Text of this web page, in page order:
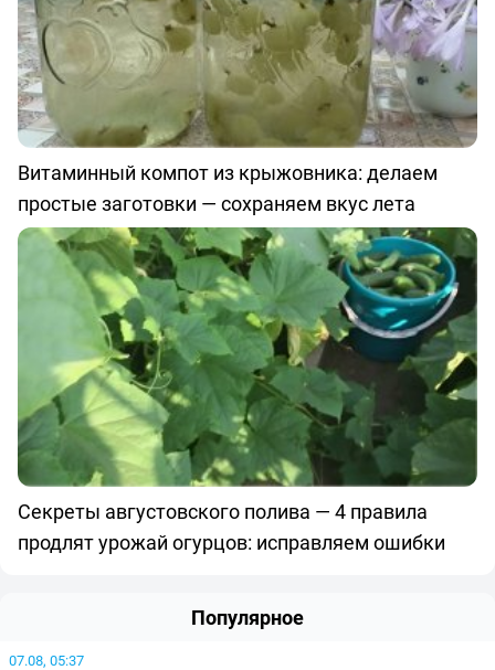
Витаминный компот из крыжовника: делаем
простые заготовки — сохраняем вкус лета
Секреты августовского полива — 4 правила
продлят урожай огурцов: исправляем ошибки
Популярное
07.08, 05:37